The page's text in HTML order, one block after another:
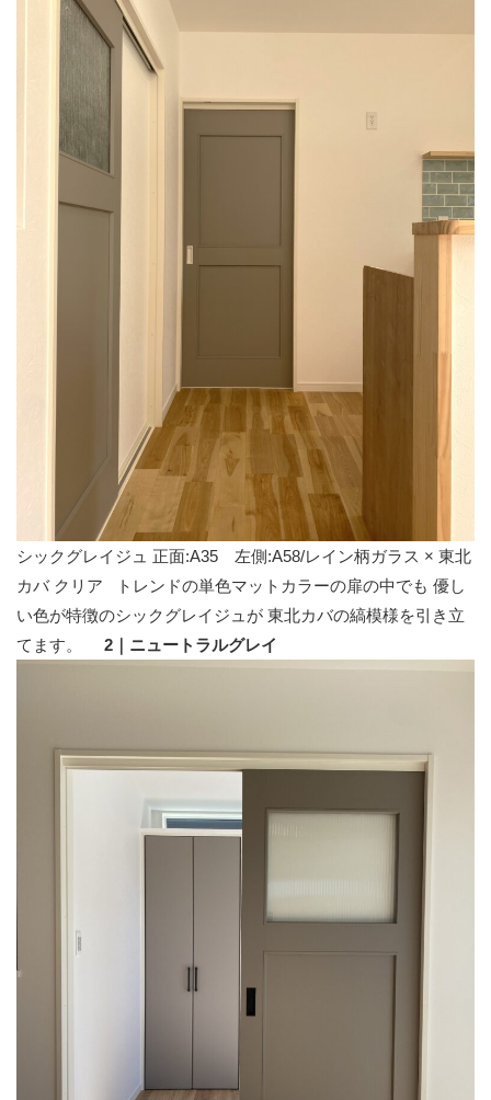
シックグレイジュ 正面:A35 左側:A58/レイン柄ガラス × 東北
カバ クリア トレンドの単色マットカラーの扉の中でも 優し
い色が特徴のシックグレイジュが 東北カバの縞模様を引き立
てます。 2｜ニュートラルグレイ